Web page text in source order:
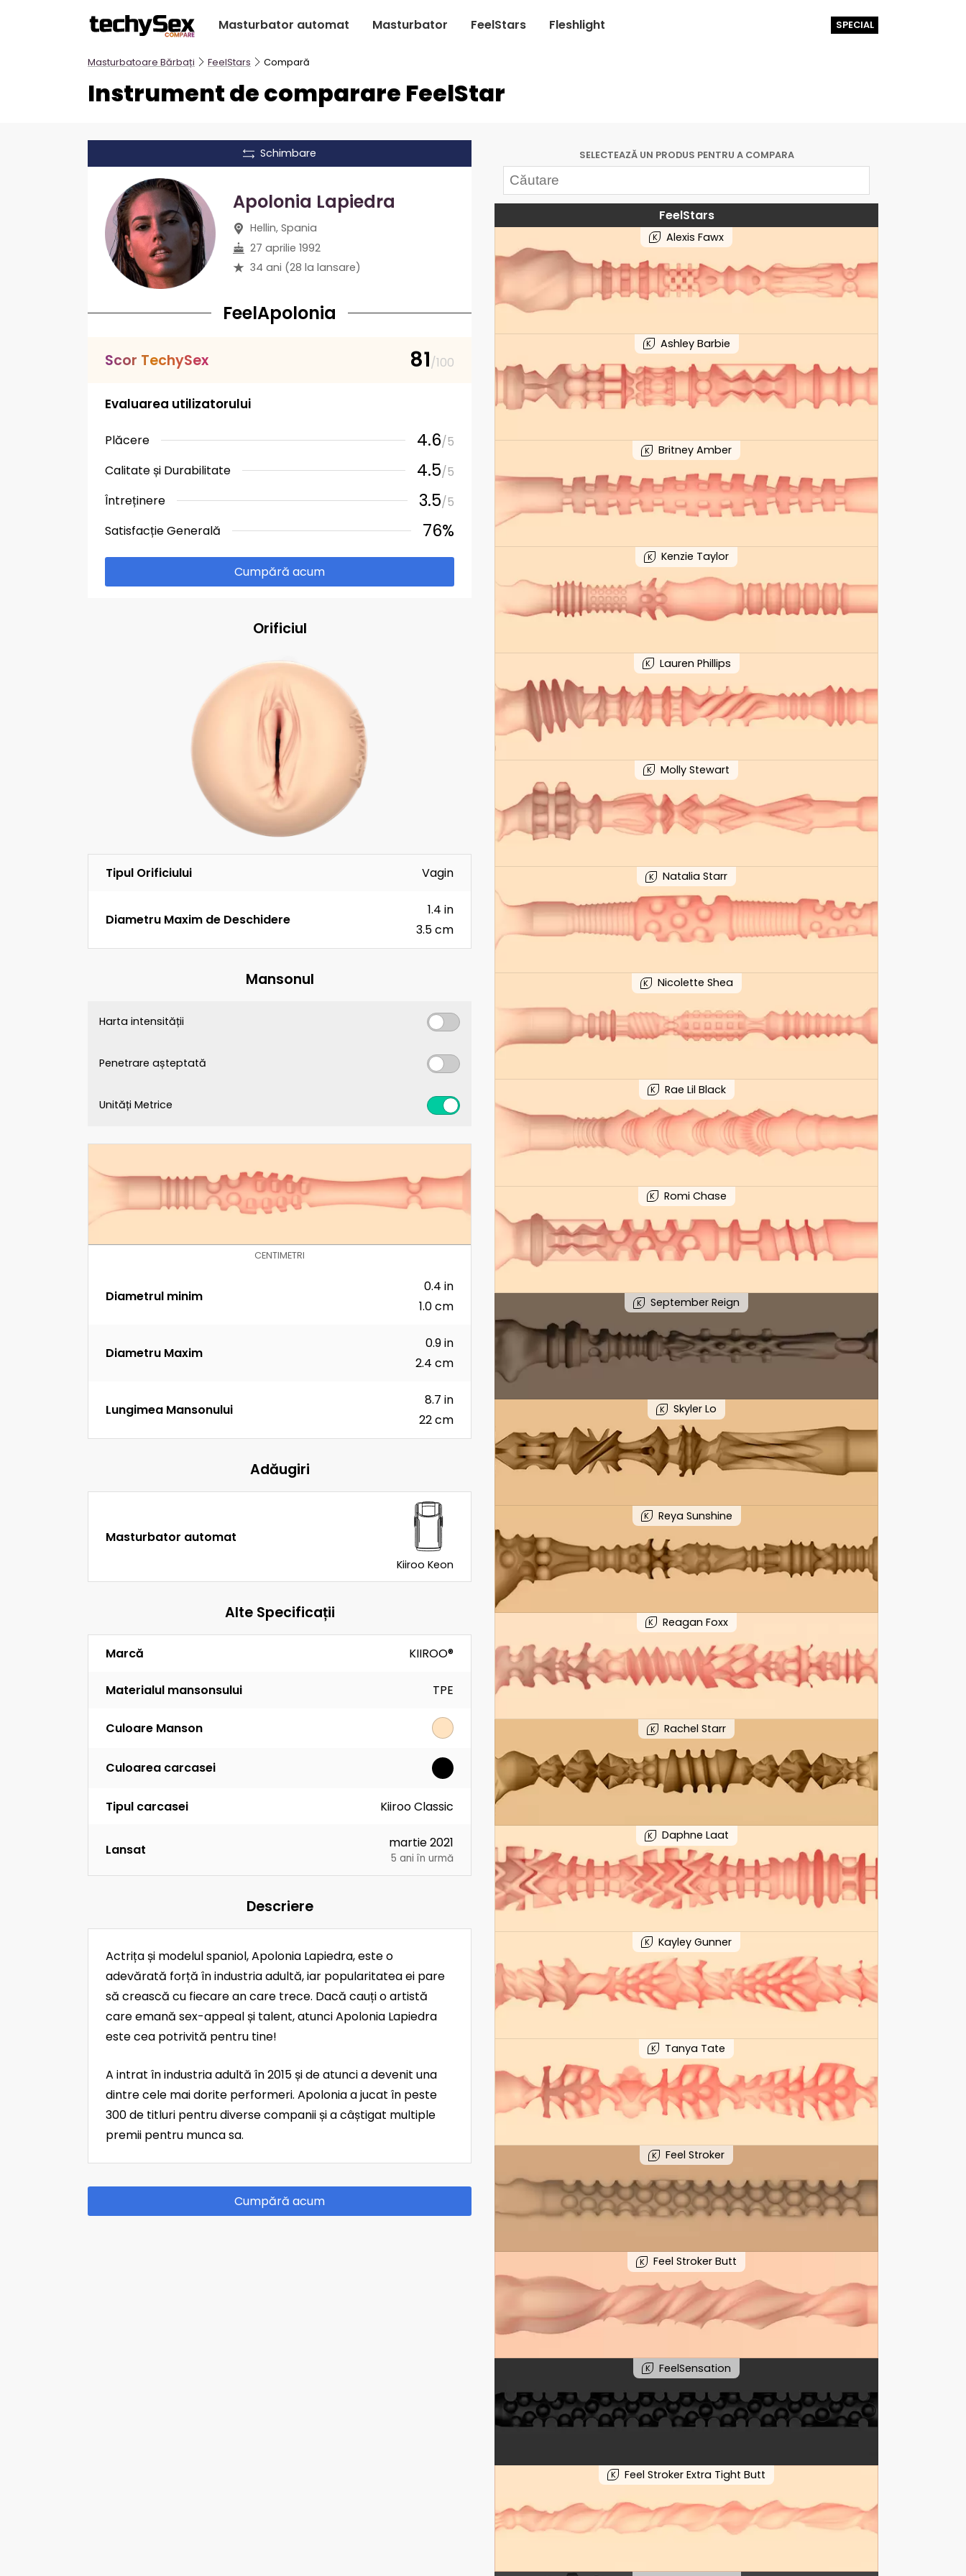
Masturbator automat Masturbator FeelStars Fleshlight SPECIAL
Masturbatoare Bărbați FeelStars Compară
Instrument de comparare FeelStar
SELECTEAZĂ UN PRODUS PENTRU A COMPARA
FeelStars
K Alexis Fawx
K Ashley Barbie
K Britney Amber
K Kenzie Taylor
K Lauren Phillips
K Molly Stewart
K Natalia Starr
K Nicolette Shea
K Rae Lil Black
K Romi Chase
K September Reign
K Skyler Lo
K Reya Sunshine
K Reagan Foxx
K Rachel Starr
K Daphne Laat
K Kayley Gunner
K Tanya Tate
K Feel Stroker
K Feel Stroker Butt
K FeelSensation
K Feel Stroker Extra Tight Butt
Schimbare
Apolonia Lapiedra
Hellin, Spania
27 aprilie 1992
34 ani (28 la lansare)
FeelApolonia
Scor TechySex 81/100
Evaluarea utilizatorului
Plăcere 4.6/5
Calitate și Durabilitate
4.5/5
Întreținere
3.5/5
Satisfacție Generală
76%
Cumpără acum
Orificiul
Tipul Orificiului Vagin
Diametru Maxim de Deschidere
1.4 in
3.5 cm
Mansonul
Harta intensității
Penetrare așteptată
Unități Metrice
CENTIMETRI
Diametrul minim
0.4 in
1.0 cm
Diametru Maxim
0.9 in
2.4 cm
Lungimea Mansonului
8.7 in
22 cm
Adăugiri
Masturbator automat
Kiiroo Keon
Alte Specificații
Marcă KIIROO®
Materialul mansonsului TPE
Culoare Manson
Culoarea carcasei
Tipul carcasei Kiiroo Classic
Lansat martie 2021
5 ani în urmă
Descriere
Actrița și modelul spaniol, Apolonia Lapiedra, este o
adevărată forță în industria adultă, iar popularitatea ei pare
să crească cu fiecare an care trece. Dacă cauți o artistă
care emană sex-appeal și talent, atunci Apolonia Lapiedra
este cea potrivită pentru tine!
A intrat în industria adultă în 2015 și de atunci a devenit una
dintre cele mai dorite performeri. Apolonia a jucat în peste
300 de titluri pentru diverse companii și a câștigat multiple
premii pentru munca sa.
Cumpără acum